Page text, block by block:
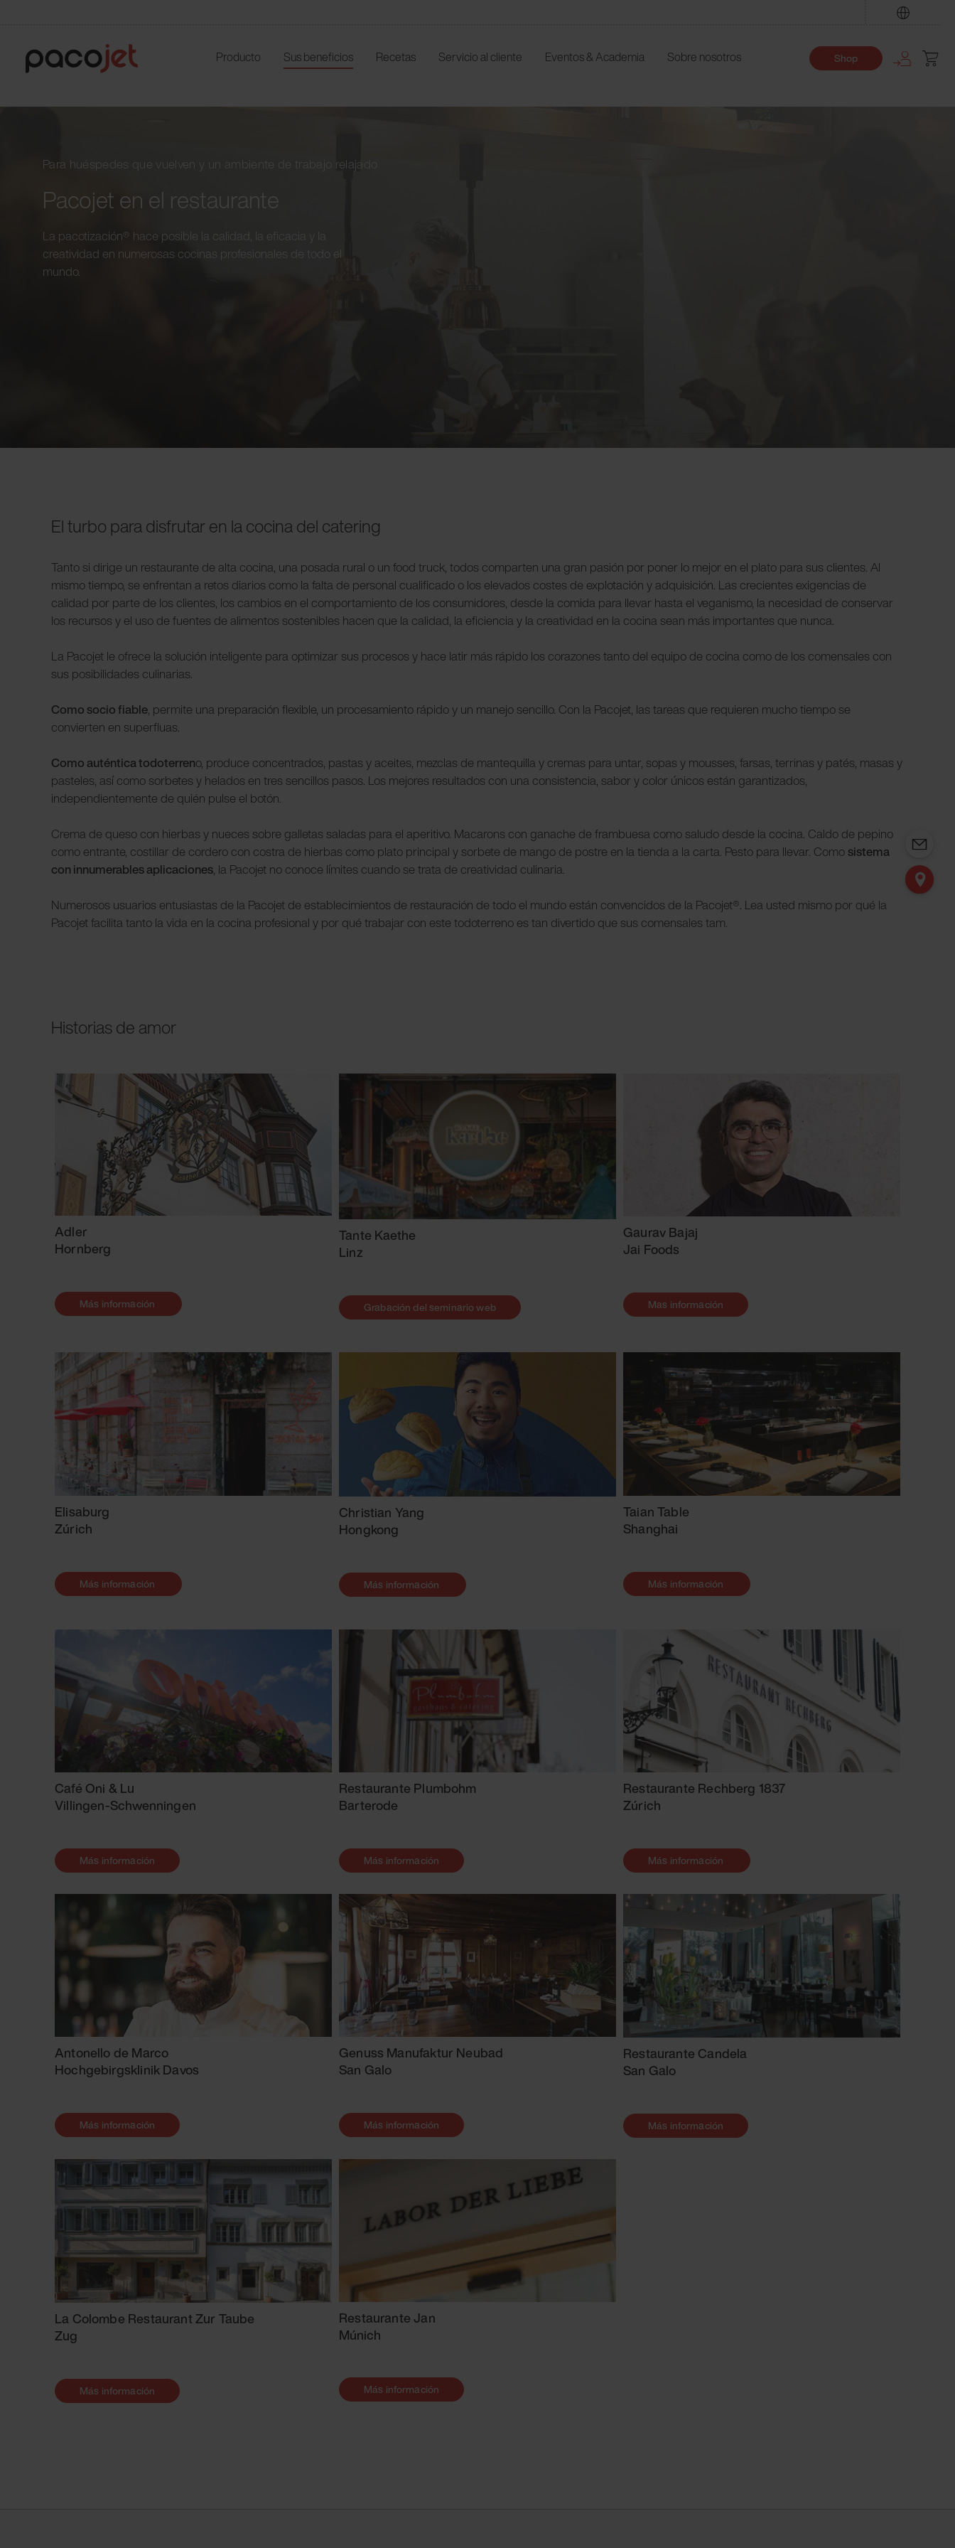
Producto Sus beneficios Recetas Servicio al cliente Eventos & Academia Sobre nosotros Shop
Para huéspedes que vuelven y un ambiente de trabajo relajado
Pacojet en el restaurante
La pacotización® hace posible la calidad, la eficacia y la
creatividad en numerosas cocinas profesionales de todo el
mundo.
El turbo para disfrutar en la cocina del catering
Tanto si dirige un restaurante de alta cocina, una posada rural o un food truck, todos comparten una gran pasión por poner lo mejor en el plato para sus clientes. Al
mismo tiempo, se enfrentan a retos diarios como la falta de personal cualificado o los elevados costes de explotación y adquisición. Las crecientes exigencias de
calidad por parte de los clientes, los cambios en el comportamiento de los consumidores, desde la comida para llevar hasta el veganismo, la necesidad de conservar
los recursos y el uso de fuentes de alimentos sostenibles hacen que la calidad, la eficiencia y la creatividad en la cocina sean más importantes que nunca.
La Pacojet le ofrece la solución inteligente para optimizar sus procesos y hace latir más rápido los corazones tanto del equipo de cocina como de los comensales con
sus posibilidades culinarias.
Como socio fiable, permite una preparación flexible, un procesamiento rápido y un manejo sencillo. Con la Pacojet, las tareas que requieren mucho tiempo se
convierten en superfluas.
Como auténtica todoterreno, produce concentrados, pastas y aceites, mezclas de mantequilla y cremas para untar, sopas y mousses, farsas, terrinas y patés, masas y
pasteles, así como sorbetes y helados en tres sencillos pasos. Los mejores resultados con una consistencia, sabor y color únicos están garantizados,
independientemente de quién pulse el botón.
Crema de queso con hierbas y nueces sobre galletas saladas para el aperitivo. Macarons con ganache de frambuesa como saludo desde la cocina. Caldo de pepino
como entrante, costillar de cordero con costra de hierbas como plato principal y sorbete de mango de postre en la tienda a la carta. Pesto para llevar. Comosistema
con innumerables aplicaciones, la Pacojet no conoce límites cuando se trata de creatividad culinaria.
Numerosos usuarios entusiastas de la Pacojet de establecimientos de restauración de todo el mundo están convencidos de la Pacojet®. Lea usted mismo por qué la
Pacojet facilita tanto la vida en la cocina profesional y por qué trabajar con este todoterreno es tan divertido que sus comensales tam.
Historias de amor
Adler
Hornberg
Más información
Tante Kaethe
Linz
Grabación del seminario web
Gaurav Bajaj
Jai Foods
Mas información
Elisaburg
Zúrich
Más información
Christian Yang
Hongkong
Más información
Taian Table
Shanghai
Más información
Café Oni & Lu
Villingen-Schwenningen
Más información
Restaurante Plumbohm
Barterode
Más información
Restaurante Rechberg 1837
Zúrich
Más información
Antonello de Marco
Hochgebirgsklinik Davos
Más información
Genuss Manufaktur Neubad
San Galo
Más información
Restaurante Candela
San Galo
Más información
La Colombe Restaurant Zur Taube
Zug
Más información
Restaurante Jan
Múnich
Más información